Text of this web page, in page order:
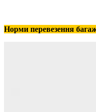
Норми перевезення